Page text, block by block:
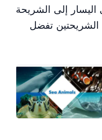
إلى الشريحة
الشريحتين تفضل